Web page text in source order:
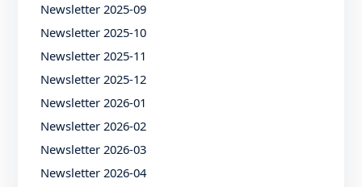
Newsletter 2025-09
Newsletter 2025-10
Newsletter 2025-11
Newsletter 2025-12
Newsletter 2026-01
Newsletter 2026-02
Newsletter 2026-03
Newsletter 2026-04